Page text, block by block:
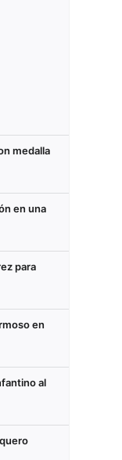
medalla
en una
para
en
al